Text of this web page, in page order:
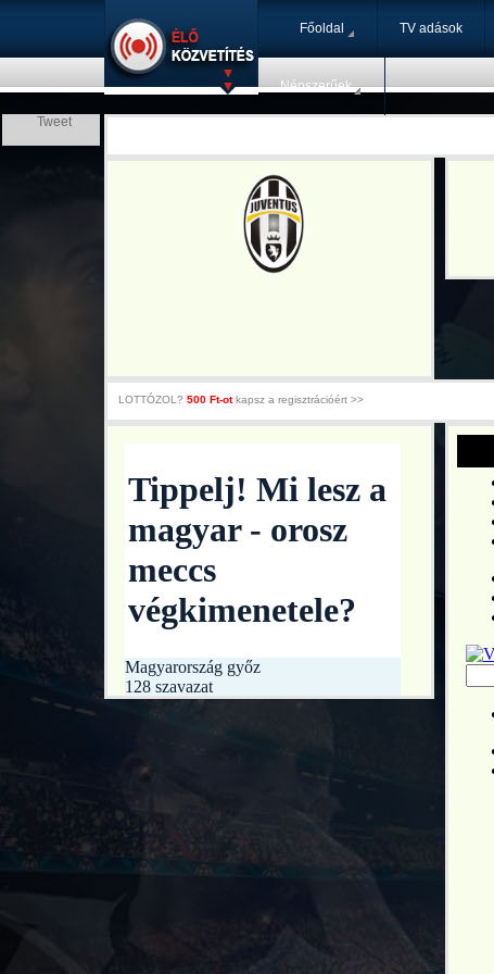
Főoldal TV adások
Népszerűek
LOTTÓZOL? 500 Ft-otkapsz a regisztrációért >>
Tweet